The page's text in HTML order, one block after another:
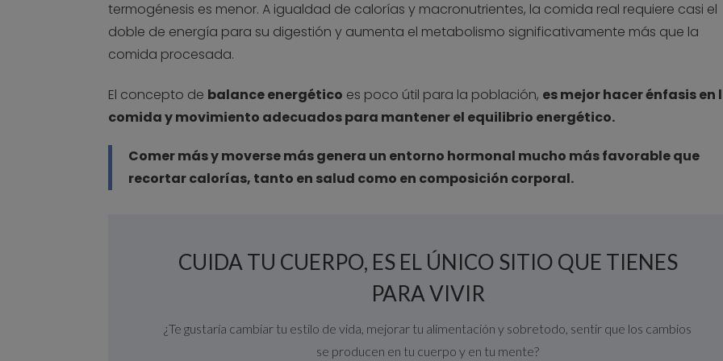
termogénesis es menor. A igualdad de calorías y macronutrientes, la comida real requiere casi el
doble de energía para su digestión y aumenta el metabolismo significativamente más que la
comida procesada.
El concepto de balance energético es poco útil para la población, es mejor hacer énfasis en
comida y movimiento adecuados para mantener el equilibrio energético.
Comer más y moverse más genera un entorno hormonal mucho más favorable que
recortar calorías, tanto en salud como en composición corporal.
CUIDA TU CUERPO, ES EL ÚNICO SITIO QUE TIENES
PARA VIVIR
¿Te gustaría cambiar tu estilo de vida, mejorar tu alimentación y sobretodo, sentir que los cambios
se producen en tu cuerpo y en tu mente?